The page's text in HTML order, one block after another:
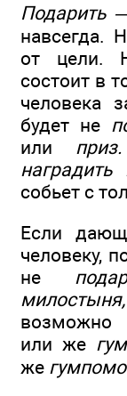
Подарить
навсегда.
от цели.
состоит в
человека
будет не
или приз.
собьет с
Если
человеку,
не
возможно
или же
же